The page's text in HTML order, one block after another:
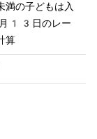
の子どもは入
日のレー
算